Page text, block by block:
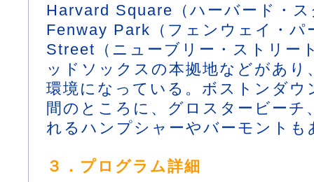
Harvard Square（ハーバード・
Fenway Park（フェンウェイ・パ
Street（ニューブリー・ストリー
ッドソックスの本拠地などがあり
環境になっている。ボストンダウ
間のところに、グロスタービーチ
れるハンプシャーやバーモントも
３．プログラム詳細